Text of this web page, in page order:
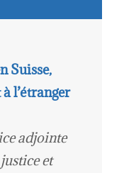
Suisse,
l’étranger
adjointe
et